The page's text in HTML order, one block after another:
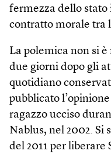
fermezza dello
contratto morale tra
La polemica non si è
due giorni dopo gli
quotidiano
pubblicato
ragazzo ucciso
Nablus, nel 2002. Si
del 2011 per